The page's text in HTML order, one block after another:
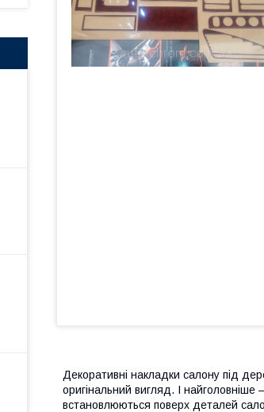
Декоративні накладки салону під
оригінальний вигляд. І
встановлюються поверх деталей